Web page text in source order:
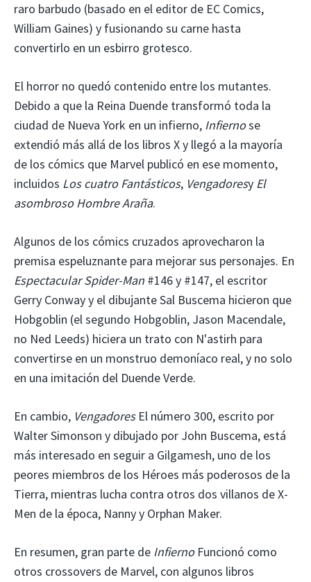
raro barbudo (basado en el editor de EC Comics,
William Gaines) y fusionando su carne hasta
convertirlo en un esbirro grotesco.
El horror no quedó contenido entre los mutantes.
Debido a que la Reina Duende transformó toda la
ciudad de Nueva York en un infierno, Infiernose
extendió más allá de los libros X y llegó a la mayoría
de los cómics que Marvel publicó en ese momento,
incluidos Los cuatro Fantásticos, Vengadoresy El
asombroso Hombre Araña.
Algunos de los cómics cruzados aprovecharon la
premisa espeluznante para mejorar sus personajes. En
Espectacular Spider-Man #146 y #147, el escritor
Gerry Conway y el dibujante Sal Buscema hicieron que
Hobgoblin (el segundo Hobgoblin, Jason Macendale,
no Ned Leeds) hiciera un trato con N'astirh para
convertirse en un monstruo demoníaco real, y no solo
en una imitación del Duende Verde.
En cambio, VengadoresEl número 300, escrito por
Walter Simonson y dibujado por John Buscema, está
más interesado en seguir a Gilgamesh, uno de los
peores miembros de los Héroes más poderosos de la
Tierra, mientras lucha contra otros dos villanos de X-
Men de la época, Nanny y Orphan Maker.
En resumen, gran parte de InfiernoFuncionó como
otros crossovers de Marvel, con algunos libros